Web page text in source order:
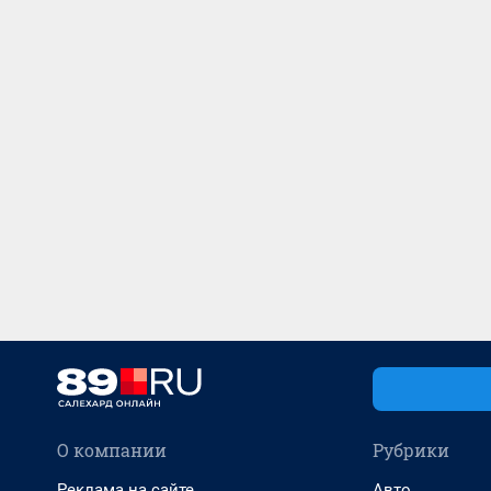
О компании Рубрики